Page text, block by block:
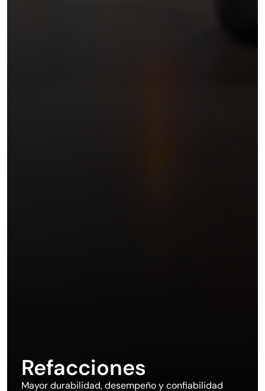
Refacciones
Mayor durabilidad, desempeño y confiabilidad